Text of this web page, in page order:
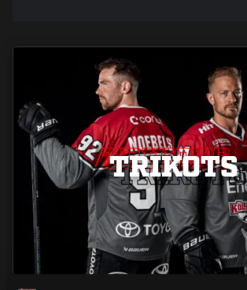
TRIKOTS
TRIKOTS
TRIKOTS